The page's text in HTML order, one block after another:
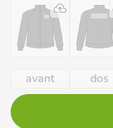
avant dos